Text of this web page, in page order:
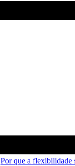
Por que a flexibilidade